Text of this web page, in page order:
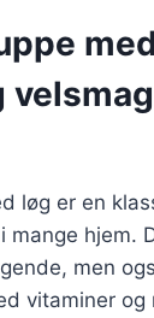
løg er en
mange hjem.
men
vitaminer og